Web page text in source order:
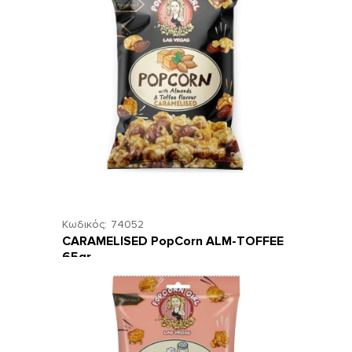
Κωδικός: 74052
CARAMELISED PopCorn ALM-TOFFEE
65gr